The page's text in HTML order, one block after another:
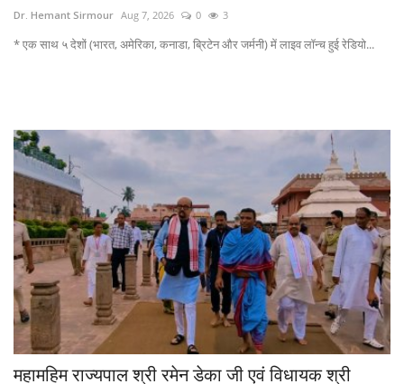
Dr. Hemant Sirmour Aug 7, 2026 0 3
* एक साथ ५ देशों (भारत, अमेरिका, कनाडा, ब्रिटेन और जर्मनी) में लाइव लॉन्च हुई रेडियो...
महामहिम राज्यपाल श्री रमेन डेका जी एवं विधायक श्री